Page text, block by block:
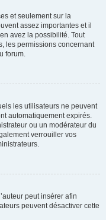
et seulement sur la
assez importantes et il
avez la possibilité. Tout
les permissions concernant
forum.
les utilisateurs ne peuvent
automatiquement expirés.
ou un modérateur du
verrouiller vos
peut insérer afin
peuvent désactiver cette